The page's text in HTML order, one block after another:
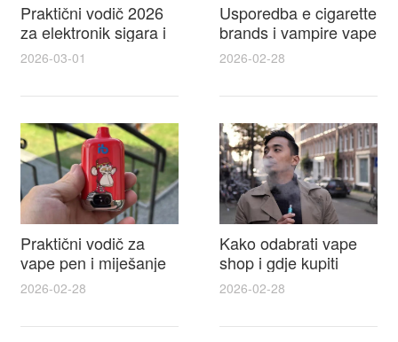
Praktični vodič 2026
za elektronik sigara i
mtm e cigarete s
recenzijama i
2026-03-01
Usporedba e cigarette
brands i vampire vape
za 2026 – vodič s
i najboljim ponudama
2026-02-28
Praktični vodič za
vape pen i miješanje
e tekućina za sigurnije
punjenje i bolje okuse
2026-02-28
Kako odabrati vape
shop i gdje kupiti
Disposable Vapes uz
najbolje cijene
2026-02-28